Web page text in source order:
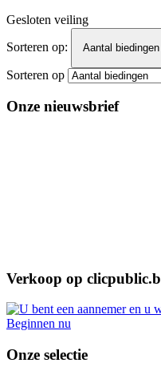
Gesloten veiling
Sorteren op:
Aantal biedingen
Sorteren op
Onze nieuwsbrief
Verkoop op
Beginnen nu
Onze selectie